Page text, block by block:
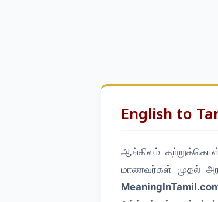
English to
ஆங்கிலம்
மாணவர்கள் முதல்